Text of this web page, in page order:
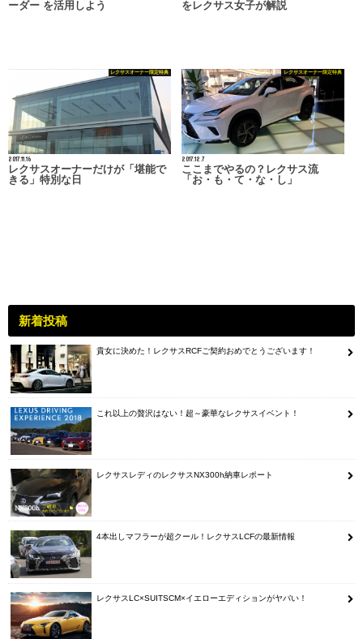
ーダー を活用しよう
をレクサス女子が解説
レクサスオーナー限定特典
2017.11.16
レクサスオーナーだけが「堪能で
きる」特別な日
レクサスオーナー限定特典
2017.12.7
ここまでやるの？レクサス流
「お・も・て・な・し」
新着投稿
貴女に決めた！レクサスRCFご契約おめでとうございます！
これ以上の贅沢はない！超～豪華なレクサスイベント！
レクサスレディのレクサスNX300h納車レポート
4本出しマフラーが超クール！レクサスLCFの最新情報
レクサスLC×SUITSCM×イエローエディションがヤバい！